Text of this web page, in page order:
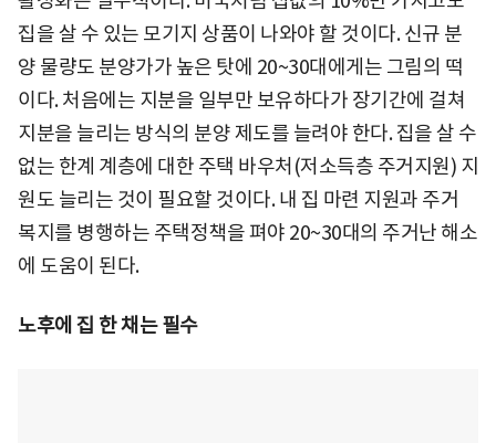
집을 살 수 있는 모기지 상품이 나와야 할 것이다. 신규 분
양 물량도 분양가가 높은 탓에 20~30대에게는 그림의 떡
이다. 처음에는 지분을 일부만 보유하다가 장기간에 걸쳐
지분을 늘리는 방식의 분양 제도를 늘려야 한다. 집을 살 수
없는 한계 계층에 대한 주택 바우처(저소득층 주거지원) 지
원도 늘리는 것이 필요할 것이다. 내 집 마련 지원과 주거
복지를 병행하는 주택정책을 펴야 20~30대의 주거난 해소
에 도움이 된다.
노후에 집 한 채는 필수